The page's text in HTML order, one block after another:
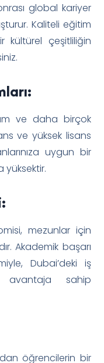
global kariyer
Kaliteli eğitim
kültürel çeşitliliğin
ve daha birçok
ve yüksek lisans
uygun bir
yüksektir.
mezunlar için
Akademik başarı
Dubai’deki iş
avantaja sahip
öğrencilerin bir